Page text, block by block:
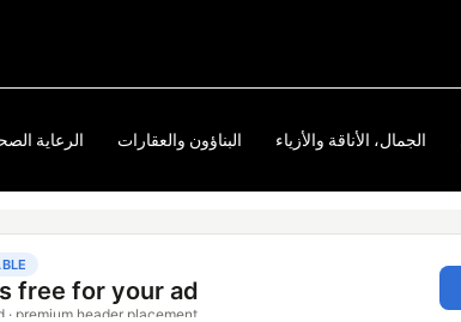
الجمال، الأناقة والأزياء البناؤون والعقارات الرعاية